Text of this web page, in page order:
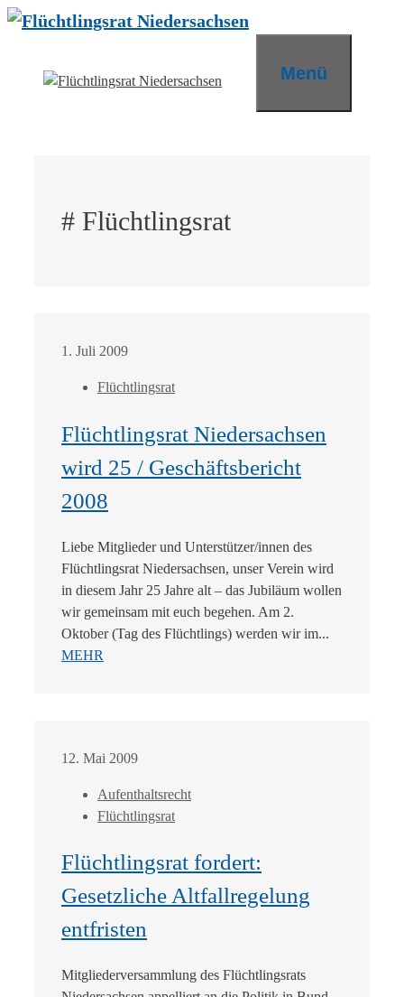
Zum
Menü
# Flüchtlingsrat
1. Juli 2009
Flüchtlingsrat
Flüchtlingsrat Niedersachsen
wird 25 / Geschäftsbericht
2008
Liebe Mitglieder und Unterstützer/innen des
Flüchtlingsrat Niedersachsen, unser Verein wird
in diesem Jahr 25 Jahre alt – das Jubiläum wollen
wir gemeinsam mit euch begehen. Am 2.
Oktober (Tag des Flüchtlings) werden wir im...
MEHR
12. Mai 2009
Aufenthaltsrecht
Flüchtlingsrat
Flüchtlingsrat fordert:
Gesetzliche Altfallregelung
entfristen
Mitgliederversammlung des Flüchtlingsrats